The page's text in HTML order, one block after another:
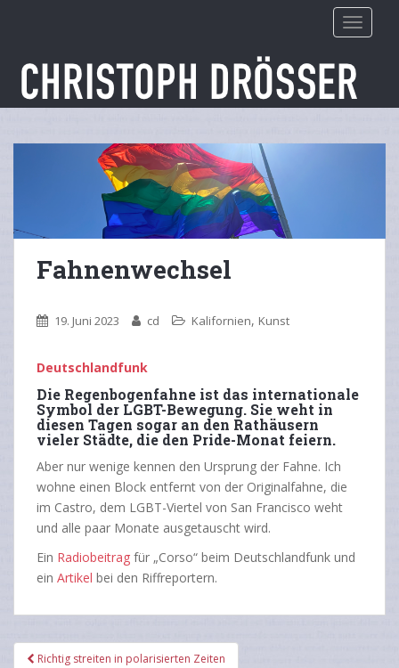
o
Fahnenwechsel
19. Juni 2023 cd Kalifornien, Kunst
Deutschlandfunk
Die Regenbogenfahne ist das internationale
Symbol der LGBT-Bewegung. Sie weht in
diesen Tagen sogar an den Rathäusern
vieler Städte, die den Pride-Monat feiern.
Aber nur wenige kennen den Ursprung der Fahne. Ich
wohne einen Block entfernt von der Originalfahne, die
im Castro, dem LGBT-Viertel von San Francisco weht
und alle paar Monate ausgetauscht wird.
Ein Radiobeitrag für „Corso“ beim Deutschlandfunk und
ein Artikel bei den Riffreportern.
Beitragsnavigation
Richtig streiten in polarisierten Zeiten